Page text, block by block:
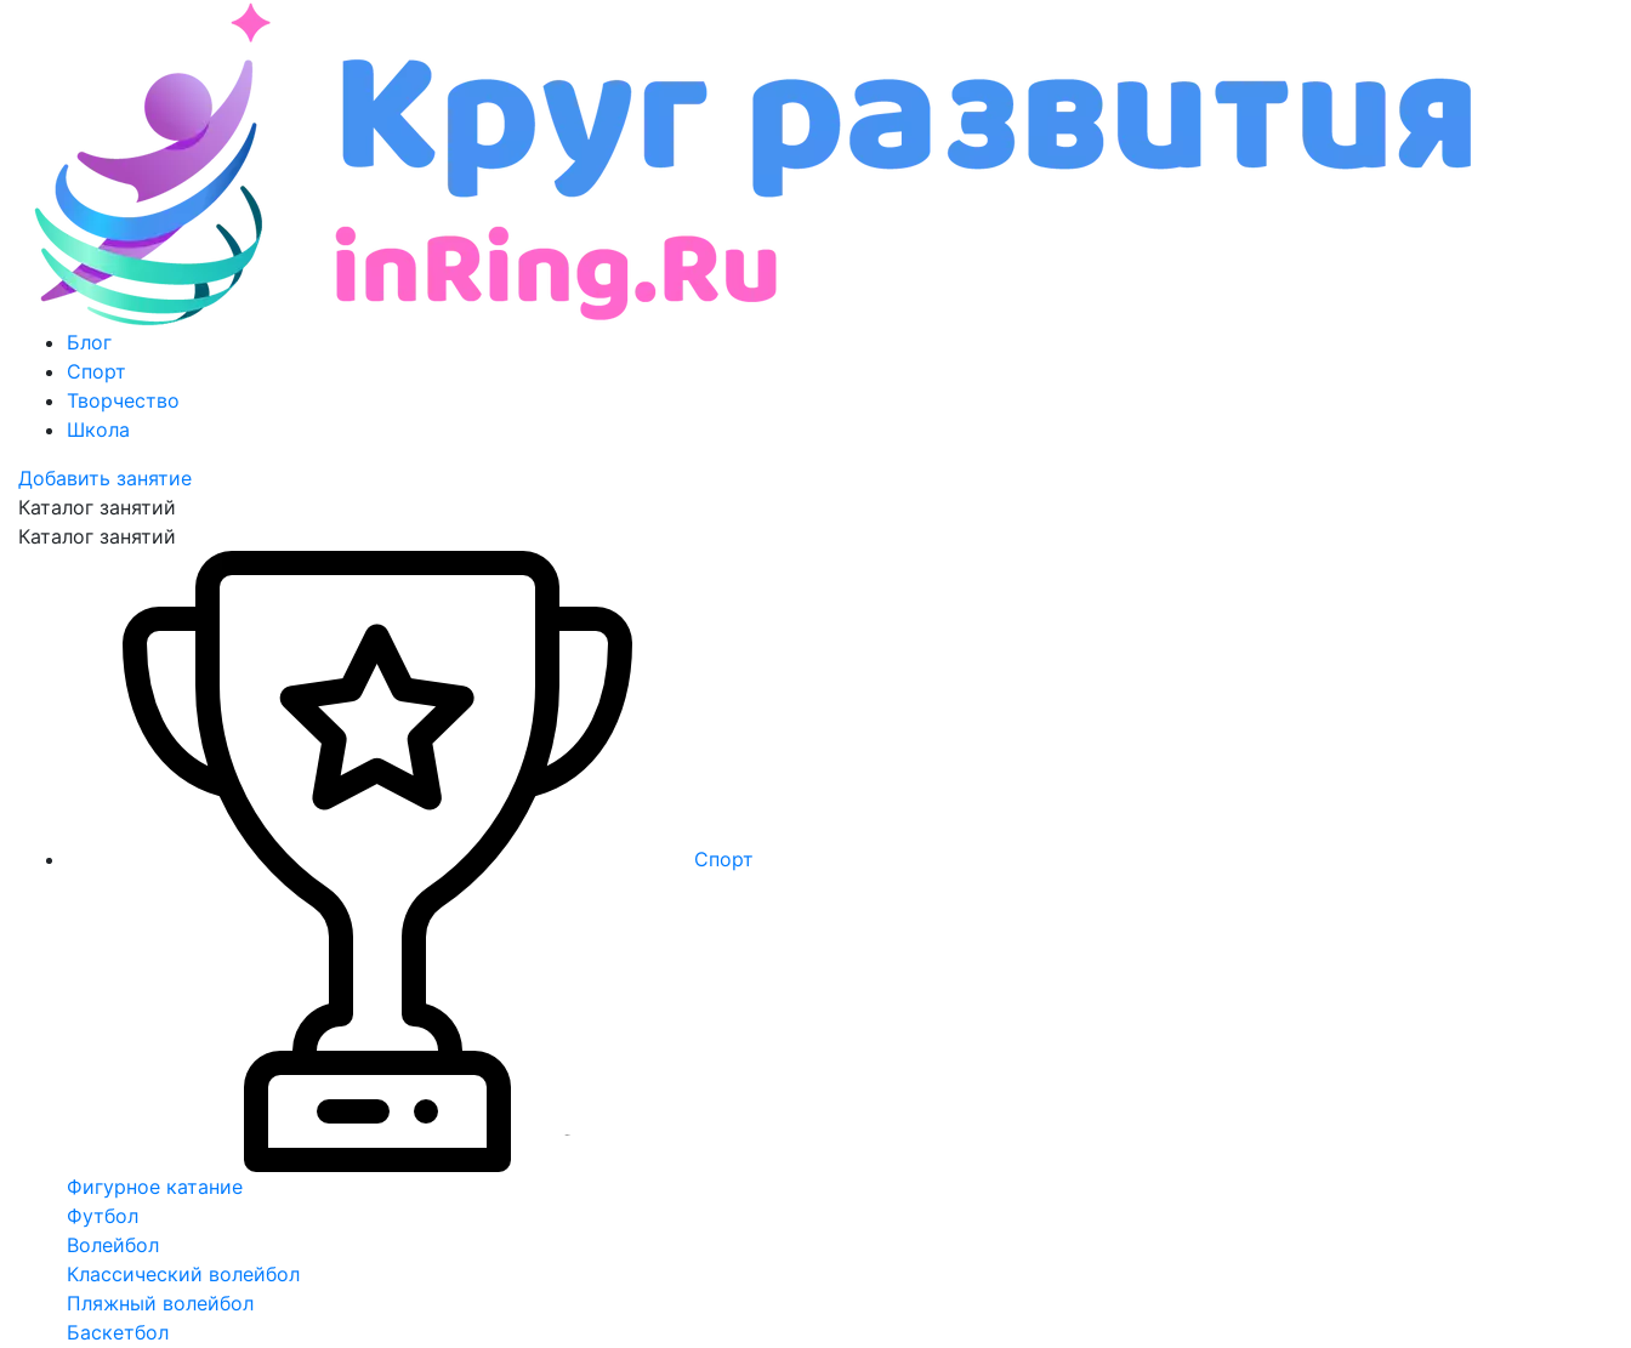
Блог
Спорт
Творчество
Школа
Добавить занятие
Каталог занятий
Каталог занятий
Спорт
Фигурное катание
Футбол
Волейбол
Классический волейбол
Пляжный волейбол
Баскетбол